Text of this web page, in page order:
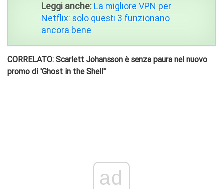
Leggi anche: La migliore VPN per
Netflix: solo questi 3 funzionano
ancora bene
CORRELATO: Scarlett Johansson è senza paura nel nuovo
promo di 'Ghost in the Shell''
ad